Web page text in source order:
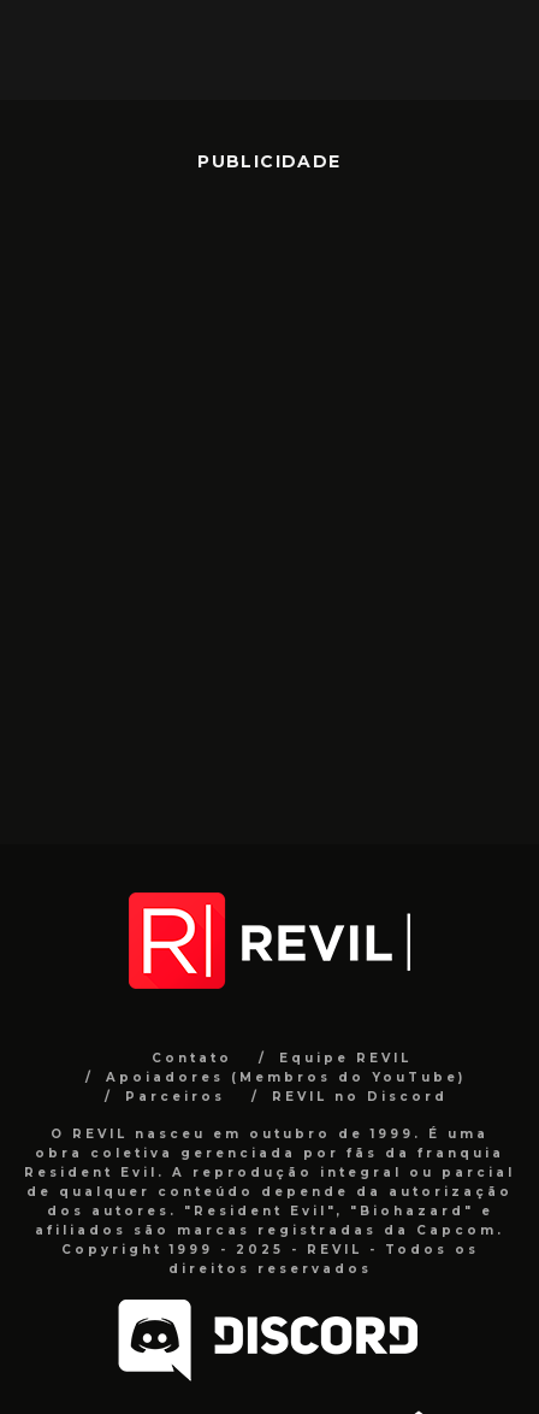
PUBLICIDADE
Contato
Equipe REVIL
Apoiadores (Membros do YouTube)
Parceiros
REVIL no Discord
O REVIL nasceu em outubro de 1999. É uma
obra coletiva gerenciada por fãs da franquia
Resident Evil. A reprodução integral ou parcial
de qualquer conteúdo depende da autorização
dos autores. "Resident Evil", "Biohazard" e
afiliados são marcas registradas da Capcom.
Copyright 1999 - 2025 - REVIL - Todos os
direitos reservados